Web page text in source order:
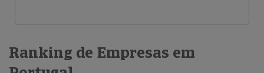
Ranking de Empresas em